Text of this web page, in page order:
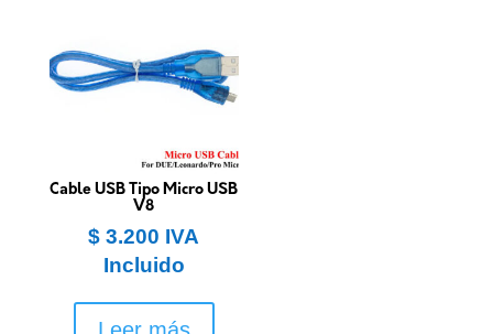
Cable USB Tipo Micro USB
V8
$ 3.200 IVA
Incluido